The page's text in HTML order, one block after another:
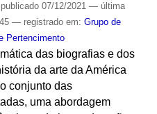
publicado07/12/2021 — última
— registrado em: Grupo de
Pertencimento
das biografias e dos
da arte da América
conjunto das
uma abordagem